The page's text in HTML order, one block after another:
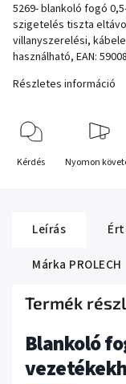
5269- blankoló fogó
szigetelés tiszta
villanyszerelési,
használható, EAN:
Részletes információ
Kérdés Nyomon
Leírás
Márka PROLECH
Termék
Blankoló